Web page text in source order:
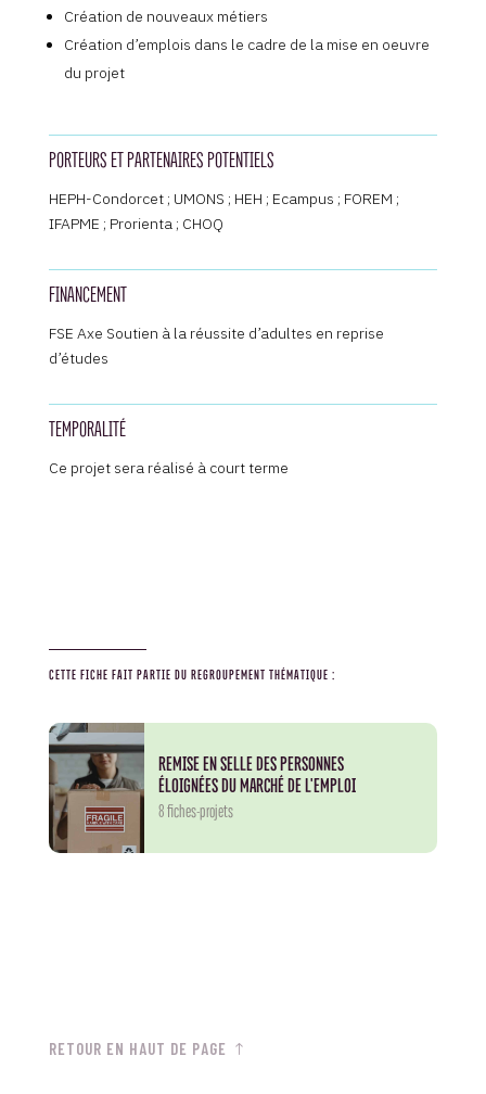
Création de nouveaux métiers
Création d’emplois dans le cadre de la mise en oeuvre
du projet
PORTEURS ET PARTENAIRES POTENTIELS
HEPH-Condorcet ; UMONS ; HEH ; Ecampus ; FOREM ;
IFAPME ; Prorienta ; CHOQ
FINANCEMENT
FSE Axe Soutien à la réussite d’adultes en reprise
d’études
TEMPORALITÉ
Ce projet sera réalisé à court terme
CETTE FICHE FAIT PARTIE DU REGROUPEMENT THÉMATIQUE :
REMISE EN SELLE DES PERSONNES
ÉLOIGNÉES DU MARCHÉ DE L'EMPLOI
8 fiches-projets
RETOUR EN HAUT DE PAGE